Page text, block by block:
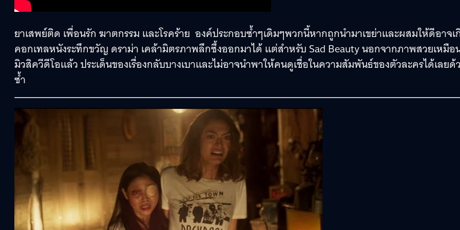
ยาเสพย์ติด เพื่อนรัก ฆาตกรรม และโรคร้าย องค์ประกอบซ้ำๆเดิมๆพวกนี้หากถูกนำมาเขย่าและผสมให้ดีอาจเ
คอกเทลหนังระทึกขวัญ ดราม่า เคล้ามิตรภาพลึกซึ้งออกมาได้ แต่สำหรับ Sad Beauty นอกจากภาพสวยเหมือ
มิวสิควีดีโอแล้ว ประเด็นของเรื่องกลับบางเบาและไม่อาจนำพาให้คนดูเชื่อในความสัมพันธ์ของตัวละครได้เลยด้
ซ้ำ